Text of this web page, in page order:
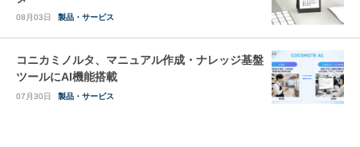
08月03日 製品・サービス
コニカミノルタ、マニュアル作成・ナレッジ基盤
ツールにAI機能搭載
07月30日 製品・サービス